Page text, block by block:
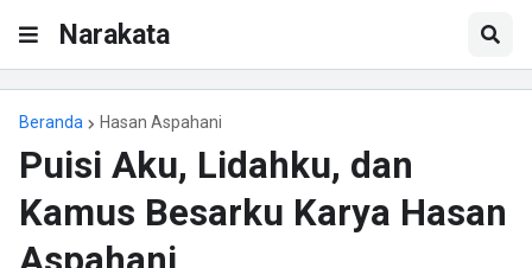
Narakata
Beranda Hasan Aspahani
Puisi Aku, Lidahku, dan
Kamus Besarku Karya Hasan